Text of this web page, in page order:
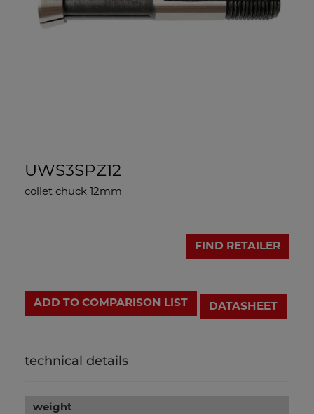
UWS3SPZ12
collet chuck 12mm
FIND RETAILER
ADD TO COMPARISON LIST DATASHEET
technical details
weight